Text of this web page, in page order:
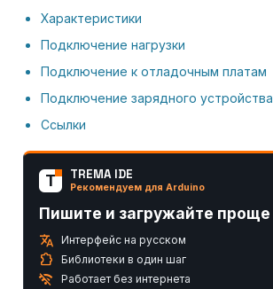
Характеристики
Подключение нагрузки
Подключение к отладочным платам
Подключение зарядного устройства
Ссылки
T TREMA IDE
Рекомендуем для Arduino
Пишите и загружайте проще
translate Интерфейс на русском
extension Библиотеки в один шаг
wifi_off Работает без интернета